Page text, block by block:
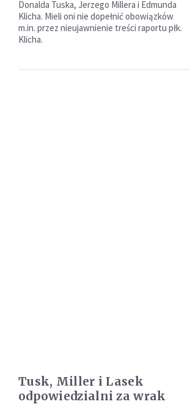
Donalda Tuska, Jerzego Millera i Edmunda
Klicha. Mieli oni nie dopełnić obowiązków
m.in. przez nieujawnienie treści raportu płk.
Klicha.
Tusk, Miller i Lasek
odpowiedzialni za wrak